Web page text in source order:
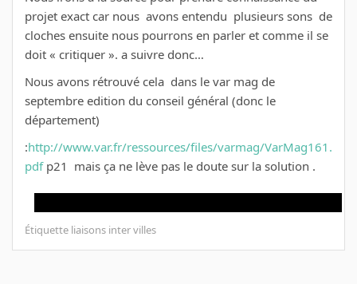
projet exact car nous avons entendu plusieurs sons de
cloches ensuite nous pourrons en parler et comme il se
doit « critiquer ». a suivre donc…
Nous avons rétrouvé cela dans le var mag de
septembre edition du conseil général (donc le
département)
:http://www.var.fr/ressources/files/varmag/VarMag161.
pdfp21 mais ça ne lève pas le doute sur la solution .
Étiquette liaisons inter villes